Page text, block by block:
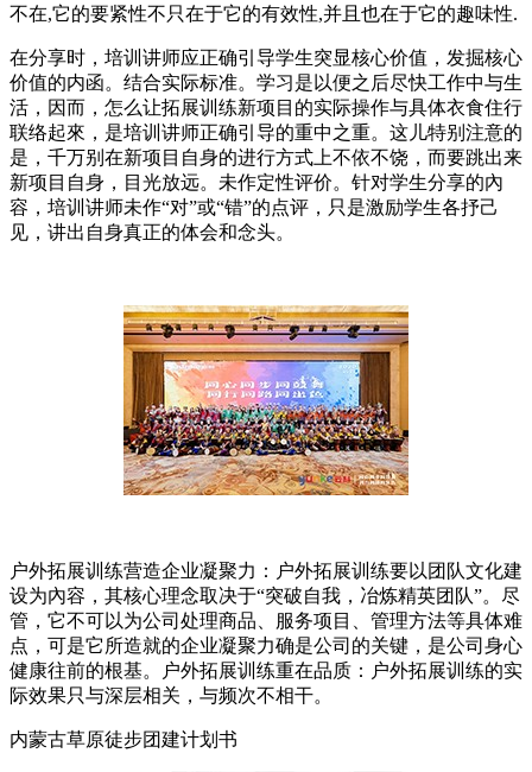
不在,它的要紧性不只在于它的有效性,并且也在于它的趣味性.
在分享时，培训讲师应正确引导学生突显核心价值，发掘核心
价值的内函。结合实际标准。学习是以便之后尽快工作中与生
活，因而，怎么让拓展训练新项目的实际操作与具体衣食住行
联络起來，是培训讲师正确引导的重中之重。这儿特别注意的
是，千万别在新项目自身的进行方式上不依不饶，而要跳出来
新项目自身，目光放远。未作定性评价。针对学生分享的內
容，培训讲师未作“对”或“错”的点评，只是激励学生各抒己
见，讲出自身真正的体会和念头。
户外拓展训练营造企业凝聚力：户外拓展训练要以团队文化建
设为內容，其核心理念取决于“突破自我，冶炼精英团队”。尽
管，它不可以为公司处理商品、服务项目、管理方法等具体难
点，可是它所造就的企业凝聚力确是公司的关键，是公司身心
健康往前的根基。户外拓展训练重在品质：户外拓展训练的实
际效果只与深层相关，与频次不相干。
内蒙古草原徒步团建计划书